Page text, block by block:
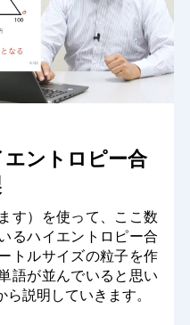
ントロピー合
す）を使って、ここ数
るハイエントロピー合
トルサイズの粒子を作
語が並んでいると思い
説明していきます。